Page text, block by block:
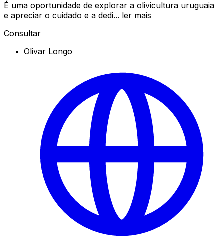
É uma oportunidade de explorar a olivicultura uruguaia
e apreciar o cuidado e a dedi... ler mais
Consultar
Olivar Longo